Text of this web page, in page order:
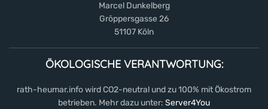
Marcel Dunkelberg
Gröppersgasse 26
51107 Köln
ÖKOLOGISCHE VERANTWORTUNG:
rath-heumar.info wird CO2-neutral und zu 100% mit Ökostrom
betrieben. Mehr dazu unter: Server4You